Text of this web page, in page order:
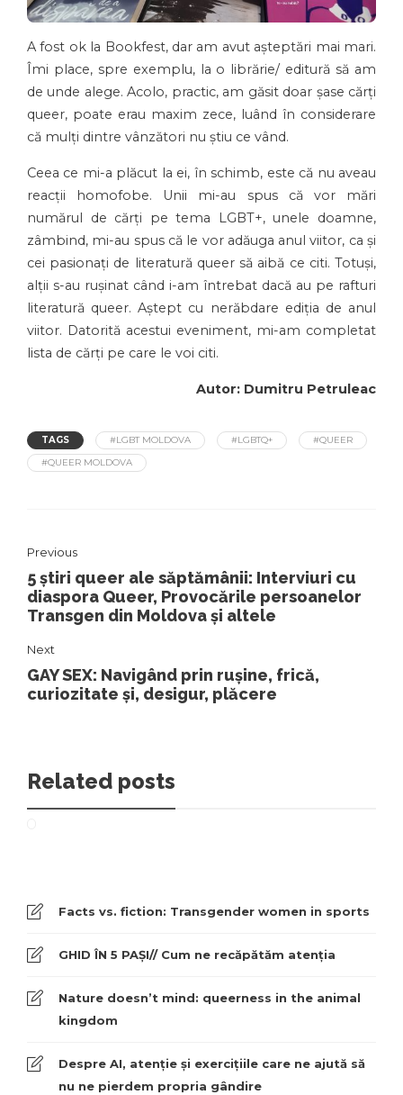
A fost ok la Bookfest, dar am avut așteptări mai mari.
Îmi place, spre exemplu, la o librărie/ editură să am
de unde alege. Acolo, practic, am găsit doar șase cărți
queer, poate erau maxim zece, luând în considerare
că mulți dintre vânzători nu știu ce vând.
Ceea ce mi-a plăcut la ei, în schimb, este că nu aveau
reacții homofobe. Unii mi-au spus că vor mări
numărul de cărți pe tema LGBT+, unele doamne,
zâmbind, mi-au spus că le vor adăuga anul viitor, ca și
cei pasionați de literatură queer să aibă ce citi. Totuși,
alții s-au rușinat când i-am întrebat dacă au pe rafturi
literatură queer. Aștept cu nerăbdare ediția de anul
viitor. Datorită acestui eveniment, mi-am completat
lista de cărți pe care le voi citi.
Autor: Dumitru Petruleac
TAGS #LGBT MOLDOVA #LGBTQ+
#QUEER
#QUEER MOLDOVA
Previous
5 știri queer ale săptămânii: Interviuri cu
diaspora Queer, Provocările persoanelor
Transgen din Moldova și altele
Next
GAY SEX: Navigând prin rușine, frică,
curiozitate și, desigur, plăcere
Related posts
Facts vs. fiction: Transgender women in sports
GHID ÎN 5 PAȘI// Cum ne recăpătăm atenția
Nature doesn’t mind: queerness in the animal
kingdom
Despre AI, atenție și exercițiile care ne ajută să
nu ne pierdem propria gândire